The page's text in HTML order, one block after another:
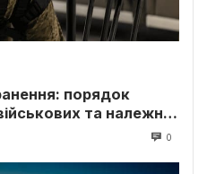
порядок
та належні
0